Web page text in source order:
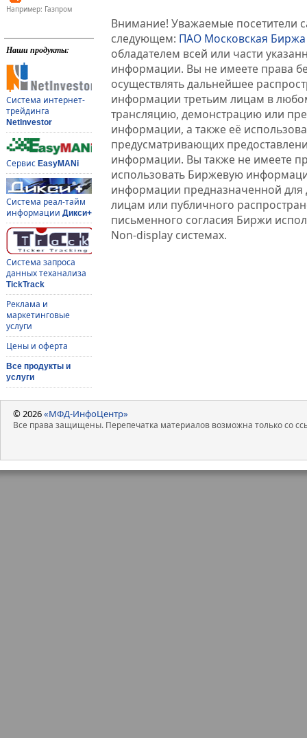
Например: Газпром
Наши продукты:
Система интернет-
трейдинга
NetInvestor
Сервис EasyMANi
Система реал-тайм
информации Дикси+
Система запроса
данных теханализа
TickTrack
Реклама и
маркетинговые
услуги
Цены и оферта
Все продукты и
услуги
Внимание! Уважаемые посетители
следующем: ПАО Московская Биржа
обладателем всей или части
информации. Вы не имеете права
осуществлять дальнейшее
информации третьим лицам в
трансляцию, демонстрацию или
информации, а также её
предусматривающих
информации. Вы также не имеете
использовать Биржевую
информации предназначенной для
лицам или публичного
письменного согласия Биржи
Non-display системах.
© 2026«МФД-ИнфоЦентр»
Все права защищены. Перепечатка материалов возможна только со